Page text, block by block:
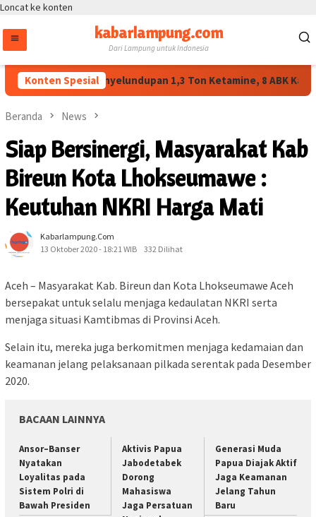
Loncat ke konten
kabarlampung.com
Dari Lampung untuk Indonesia
Konten Spesial
BNN Ungkap Penyelundupan 1,3 Ton Ketamine, 8 ABK Kapal
Beranda News
Siap Bersinergi, Masyarakat Kab
Bireun Kota Lhokseumawe :
Keutuhan NKRI Harga Mati
Kabarlampung.com
13 Oktober 2020 - 18:21 WIB
332 Dilihat
Aceh – Masyarakat Kab. Bireun dan Kota Lhokseumawe Aceh
bersepakat untuk selalu menjaga kedaulatan NKRI serta
menjaga situasi Kamtibmas di Provinsi Aceh.
Selain itu, mereka juga berkomitmen menjaga kedamaian dan
keamanan jelang pelaksanaan pilkada serentak pada Desember
2020.
BACAAN LAINNYA
Ansor–Banser
Nyatakan
Loyalitas pada
Sistem Polri di
Bawah Presiden
Aktivis Papua
Jabodetabek
Dorong
Mahasiswa
Jaga Persatuan
Generasi Muda
Papua Diajak Aktif
Jaga Keamanan
Jelang Tahun
Baru